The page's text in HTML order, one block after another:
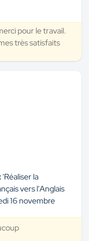
pour le travail.
très satisfaits
'Réaliser la
vers l'Anglais
16 novembre